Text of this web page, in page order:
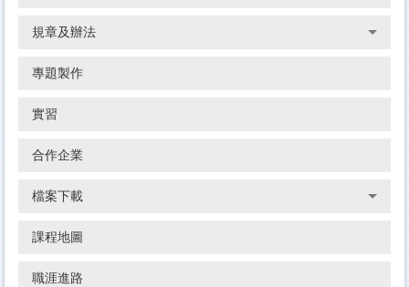
規章及辦法
專題製作
實習
合作企業
檔案下載
課程地圖
職涯進路